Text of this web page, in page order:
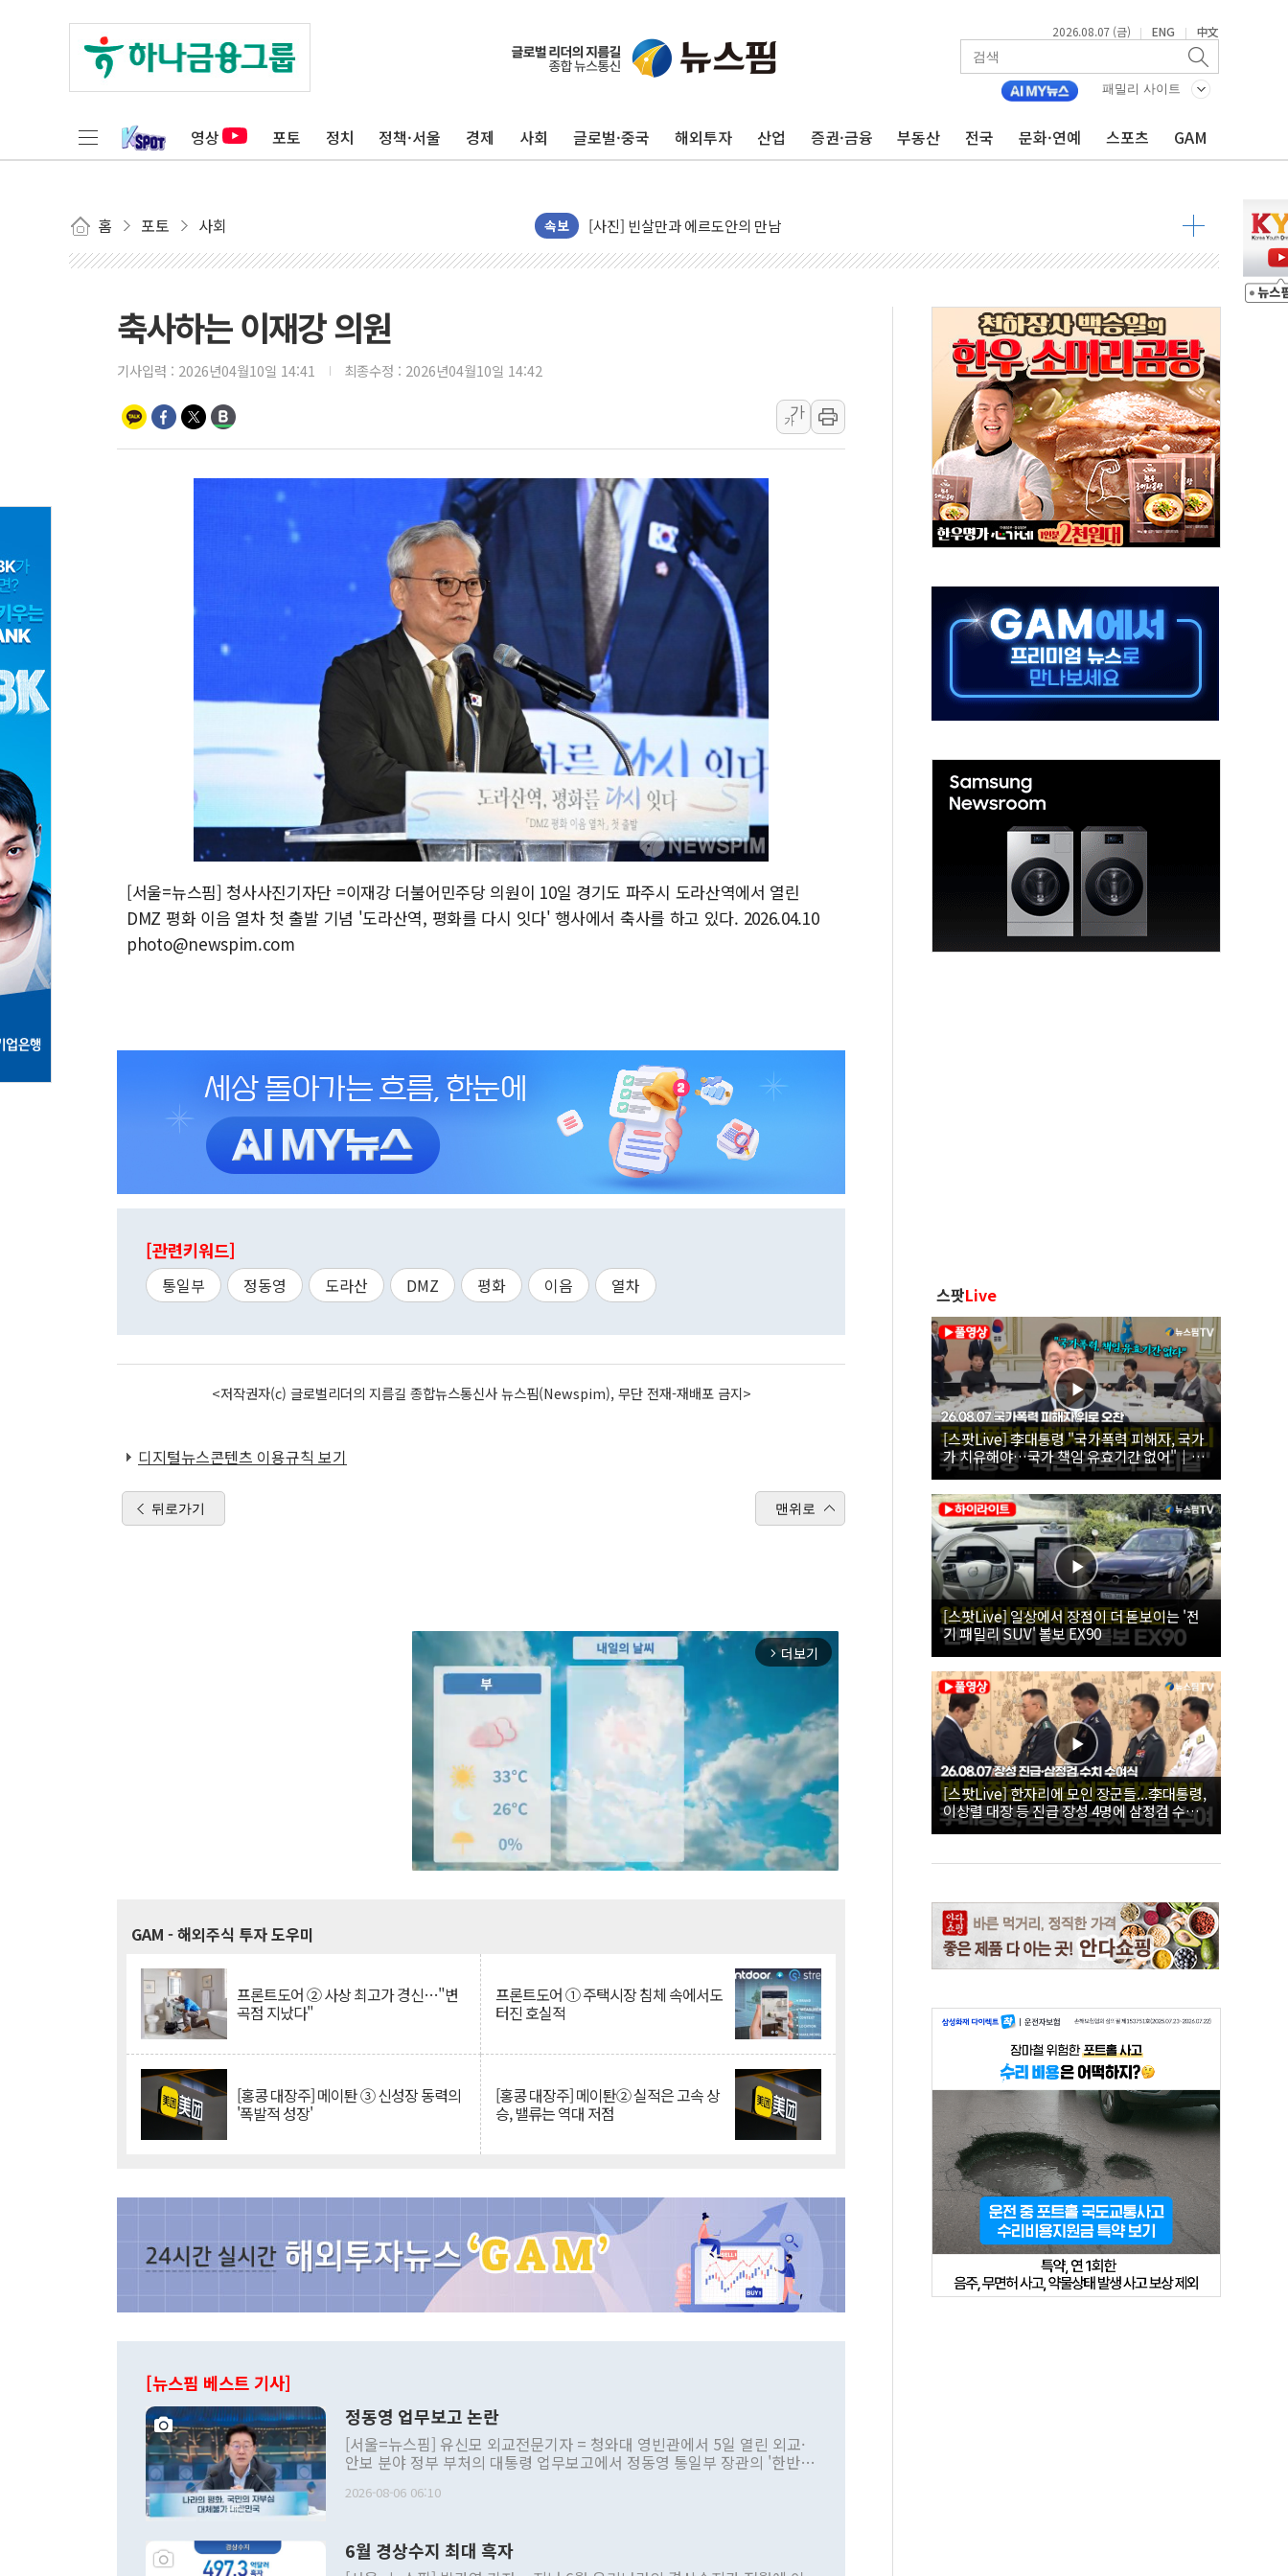
2026.08.07 (금) | ENG | 中文
패밀리 사이트
영상 포토 정치 정책·서울 경제 사회 글로벌·중국 해외투자 산업 증권·금융 부동산 전국 문화·연예 스포츠 GAM
홈 포토 사회 속보
[사진] 빈살만과 에르도안의 만남
이란와이어 "이란 최고지도자 위독…곧 사망해도 놀랍지 않아"
[인도증시] 중동 불안 속 유가 상승에 소폭 하락...금융주 낙폭 커
폭염 누그러지고 가뭄 숙지나...경북동해안권 8~9일 최대 100mm 호우
사우디·튀르키예·파키스탄, '공동방위협정' 체결… 수니파 국가들의 새 안보 협력 구도
신길동 신축도 3.3㎡당 7250만원…써밋 클라비온 59㎡ 18억원대
용산공원·그린벨트로 또 충돌…반복되는 국토부-서울시 '정책 엇박자'
[AI 부동산 투데이] 특공 전략도 '극과 극'…생애최초만 경쟁 치열
[코인시황] 비트코인 6만4000달러대 횡보…고래·ETF 매수에도 고유가·금리·입법 지연 '삼중 부담'
[베트남 증시] 유동성 부진 지속, 강보합 마감...석유·가스주 올랐지만 빈그룹이 상쇄
'찜통더위'에 전력수요 역대 최고치 경신…한낮 총수요 104.3GW 기록
후티 반군, 예멘 정부군과 사우디 동시 공격… 위기 고조되는 또 다른 중동 화약고
42.5도 역대급 폭염…동물들도 특별식으로 여름나기 [뉴스핌 줌인]
경찰, 9월부터 '가족 사건' 못 맡는다…상피제 실시
포스코홀딩스, 포스코인터·DX 지분 일부 매각
태국 학교서 중학생 총기 난사...최소 7명 사망
40.2도 찍은 서울 등 폭염중대경보 해제…누적 온열질환자 2872명
"文정부 악몽 재현 안돼"...李 부동산 세제안에 與 내부서 '총선·대선 직격탄' 우려
축사하는 이재강 의원
기사입력 : 2026년04월10일 14:41 최종수정 : 2026년04월10일 14:42
가
가
[서울=뉴스핌] 청사사진기자단 =이재강 더불어민주당 의원이 10일 경기도 파주시 도라산역에서 열린
DMZ 평화 이음 열차 첫 출발 기념 '도라산역, 평화를 다시 잇다' 행사에서 축사를 하고 있다. 2026.04.10
photo@newspim.com
[관련키워드]
통일부 정동영 도라산 DMZ 평화 이음 열차
<저작권자(c) 글로벌리더의 지름길 종합뉴스통신사 뉴스핌(Newspim), 무단 전재-재배포 금지>
디지털뉴스콘텐츠 이용규칙 보기
뒤로가기 맨위로
arrow_forward_ios 더보기
GAM - 해외주식 투자 도우미
프론트도어 ② 사상 최고가 경신…"변
곡점 지났다"
프론트도어 ① 주택시장 침체 속에서도
터진 호실적
[홍콩 대장주] 메이퇀 ③ 신성장 동력의
'폭발적 성장'
[홍콩 대장주] 메이퇀② 실적은 고속 상
승, 밸류는 역대 저점
[뉴스핌 베스트 기사]
정동영 업무보고 논란
[서울=뉴스핌] 유신모 외교전문기자 = 청와대 영빈관에서 5일 열린 외교·
안보 분야 정부 부처의 대통령 업무보고에서 정동영 통일부 장관의 '한반도
발언 중에는 정부 내 조율을 거치지 않은 사안을 정책으로 추진하겠다고 공
주의적 희망에 근거한 비현실적 구상'이라는 비판을 내놨다. 그동안 정 장
2026-08-06 06:10
6월 경상수지 최대 흑자
스팟Live
[스팟Live] 李대통령 "국가폭력 피해자, 국가
가 치유해야…국가 책임 유효기간 없어"｜
26.08.07 국가폭력 피해자 위로 오찬
[스팟Live] 일상에서 장점이 더 돋보이는 '전
기 패밀리 SUV' 볼보 EX90
[스팟Live] 한자리에 모인 장군들...李대통령,
이상렬 대장 등 진급 장성 4명에 삼정검 수치
직접 수여｜26.08.07 장성 진급·삼정검 수치